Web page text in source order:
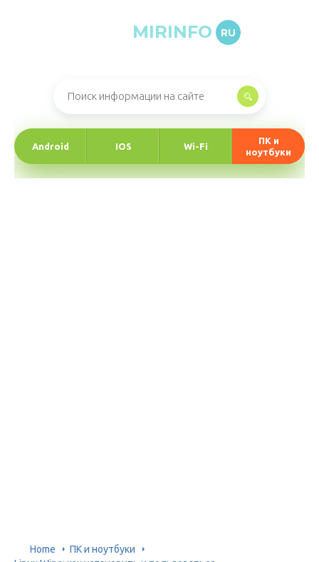
MIRINFO RU
Android IOS Wi-Fi
ПК и
ноутбуки
Home
ПК и ноутбуки